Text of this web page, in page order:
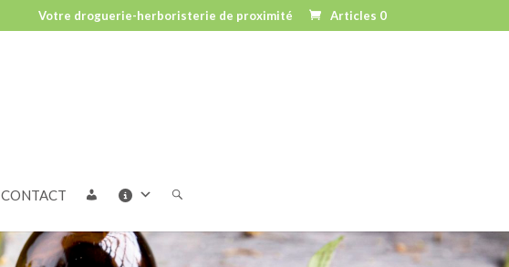
Votre droguerie-herboristerie de proximité Articles 0
CONTACT